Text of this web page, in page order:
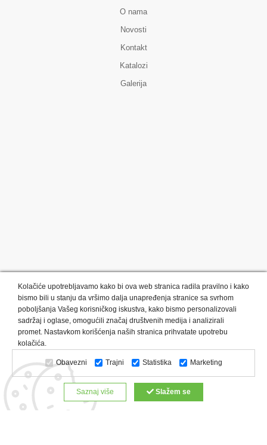
O nama
Novosti
Kontakt
Katalozi
Galerija
Kategorije proizvoda: Olovke i markeri
Privesci i trakice
Upaljači
USB Tehnologija Tekstil
Kačketi i kape
Notesi i rokovnici
Kancelarija Satovi
Kišobrani
Torbe i putovanja
Kuhinjski setovi
Alati i oprema
Relaksacija, lepota i zdravlje
Kalendari
Custom proizvodi
Digitalna štampa
Kolačiće upotrebljavamo kako bi ova web stranica radila pravilno i kako
bismo bili u stanju da vršimo dalja unapređenja stranice sa svrhom
poboljšanja Vašeg korisničkog iskustva, kako bismo personalizovali
sadržaj i oglase, omogućili značaj društvenih medija i analizirali
promet. Nastavkom korišćenja naših stranica prihvatate upotrebu
kolačića.
Obavezni Trajni Statistika Marketing
Saznaj više Slažem se